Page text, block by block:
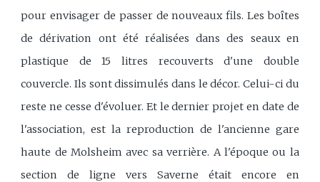
pour envisager de passer de nouveaux fils. Les boîtes
de dérivation ont été réalisées dans des seaux en
plastique de 15 litres recouverts d'une double
couvercle. Ils sont dissimulés dans le décor. Celui-ci du
reste ne cesse d'évoluer. Et le dernier projet en date de
l'association, est la reproduction de l'ancienne gare
haute de Molsheim avec sa verrière. A l'époque ou la
section de ligne vers Saverne était encore en